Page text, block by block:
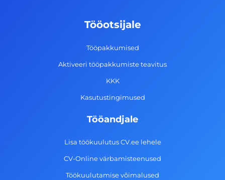
-
g
r
a
m
d
i
n
Tööotsijale
Tööpakkumised
Aktiveeri tööpakkumiste teavitus
KKK
Kasutustingimused
Tööandjale
Lisa töökuulutus CV.ee lehele
CV-Online värbamisteenused
Töökuulutamise võimalused